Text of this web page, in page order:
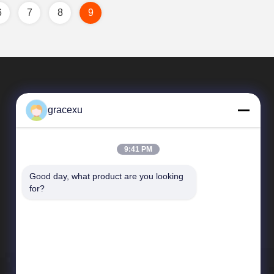
7 8 9
SAIKESAISI水素エナジー
gracexu
9:41 PM
Good day, what product are you looking
for?